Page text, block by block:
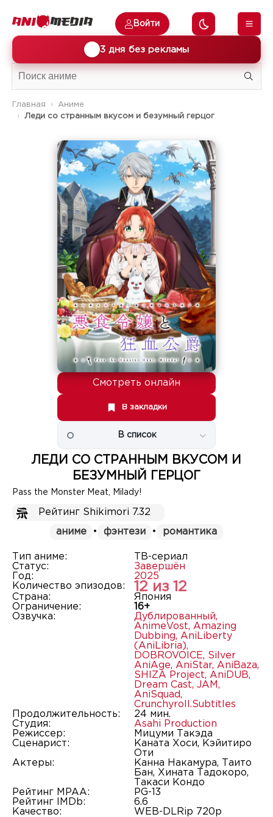
3 дня без рекламы
Войти
Главная
Аниме
Леди со странным вкусом и безумный герцог
Смотреть онлайн
В закладки
В список
ЛЕДИ СО СТРАННЫМ ВКУСОМ И
БЕЗУМНЫЙ ГЕРЦОГ
Pass the Monster Meat, Milady!
Рейтинг Shikimori 7.32
аниме • фэнтези • романтика
Тип аниме:
ТВ-сериал
Статус:
Завершён
Год:
2025
Количество эпизодов:
12 из 12
Страна:
Япония
Ограничение:
16+
Озвучка:
Дублированный,
AnimeVost, Amazing
Dubbing, AniLiberty
(AniLibria),
DOBROVOICE, Silver
AniAge, AniStar, AniBaza,
SHIZA Project, AniDUB,
Dream Cast, JAM ,
AniSquad,
Crunchyroll.Subtitles
Продолжительность:
24 мин.
Студия:
Asahi Production
Режиссер:
Мицуми Такэда
Сценарист:
Каната Хоси, Кэйитиро
Оти
Актеры:
Канна Накамура, Таито
Бан, Хината Тадокоро,
Такаси Кондо
Рейтинг MPAA:
PG-13
Рейтинг IMDb:
6.6
Качество:
WEB-DLRip 720p